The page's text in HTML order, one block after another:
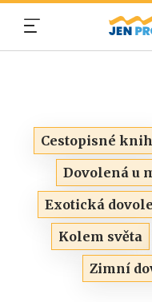
Cestopisné
Dovolená u
Exotická
Kolem světa
Zimní